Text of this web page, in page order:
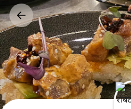
कंटेंटवर
जा